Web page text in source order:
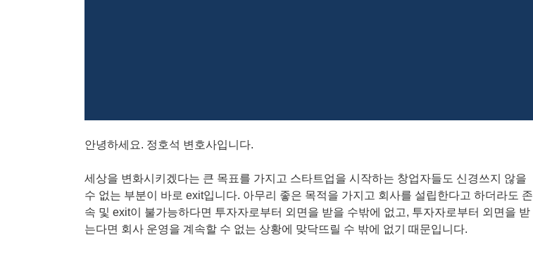
안녕하세요. 정호석 변호사입니다.
세상을 변화시키겠다는 큰 목표를 가지고 스타트업을 시작하는 창업자들도 신경쓰지 않을
수 없는 부분이 바로 exit입니다. 아무리 좋은 목적을 가지고 회사를 설립한다고 하더라도 존
속 및 exit이 불가능하다면 투자자로부터 외면을 받을 수밖에 없고, 투자자로부터 외면을 받
는다면 회사 운영을 계속할 수 없는 상황에 맞닥뜨릴 수 밖에 없기 때문입니다.